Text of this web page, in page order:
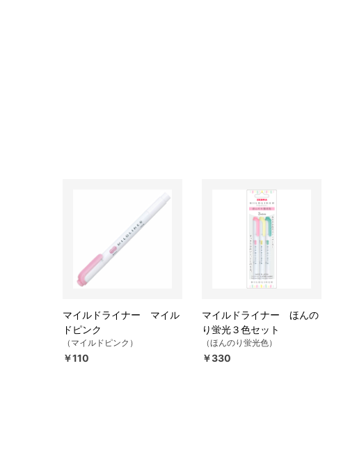
マイルドライナー マイル
ドピンク
（マイルドピンク）
￥110
マイルドライナー ほんの
り蛍光３色セット
（ほんのり蛍光色）
￥330